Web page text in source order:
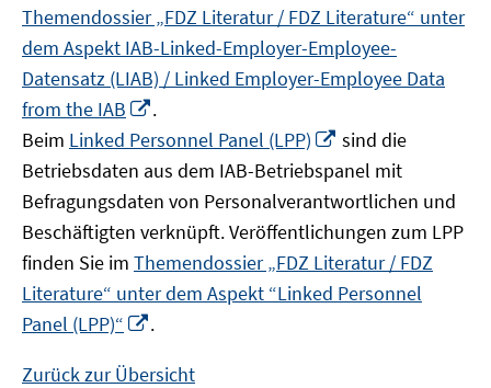
Themendossier „FDZ Literatur / FDZ Literature“ unter
dem Aspekt IAB-Linked-Employer-Employee-
Datensatz (LIAB) / Linked Employer-Employee Data
from the IAB
neuem
Fenster
öffnen
.
Beim Linked Personnel Panel (LPP)
In
neuem
Fenster
öffnen
sind die
Betriebsdaten aus dem IAB-Betriebspanel mit
Befragungsdaten von Personalverantwortlichen und
Beschäftigten verknüpft. Veröffentlichungen zum LPP
finden Sie im Themendossier „FDZ Literatur / FDZ
Literature“ unter dem Aspekt “Linked Personnel
Panel (LPP)“
Fenster
.
Zurück zur Übersicht